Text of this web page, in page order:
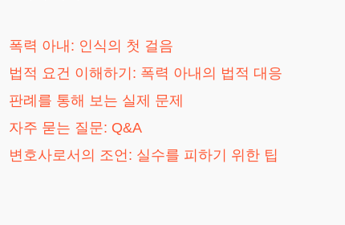
폭력 아내: 인식의 첫 걸음
법적 요건 이해하기: 폭력 아내의 법적 대응
판례를 통해 보는 실제 문제
자주 묻는 질문: Q&A
변호사로서의 조언: 실수를 피하기 위한 팁